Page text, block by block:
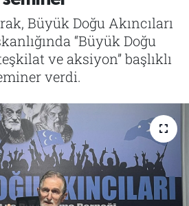
Büyük Doğu Akıncıları
“Büyük Doğu
ve aksiyon” başlıklı
verdi.